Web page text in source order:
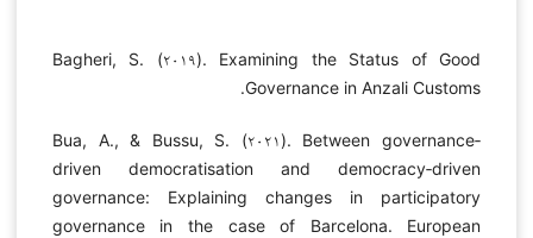
Bagheri, S. (۲۰۱۹). Examining the Status of Good
Governance in Anzali Customs.
Bua, A., & Bussu, S. (۲۰۲۱). Between governance‐
driven democratisation and democracy‐driven
governance: Explaining changes in participatory
governance in the case of Barcelona. European